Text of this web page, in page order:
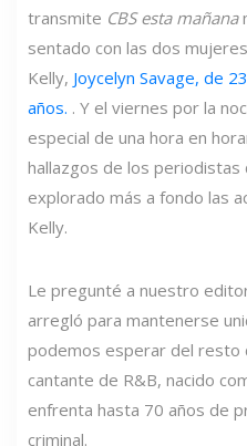
transmite CBS esta mañana
sentado con las dos
Kelly, Joycelyn Savage, de
años. . Y el viernes por la
especial de una hora en
hallazgos de los periodistas
explorado más a fondo las
Kelly.
Le pregunté a nuestro
arregló para mantenerse
podemos esperar del resto
cantante de R&B, nacido
enfrenta hasta 70 años de
criminal.